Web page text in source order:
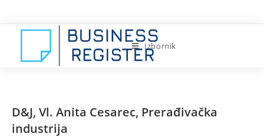
na
Izbornik
D&J, Vl. Anita Cesarec, Prerađivačka
industrija